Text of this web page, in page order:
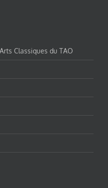
Classiques du TAO